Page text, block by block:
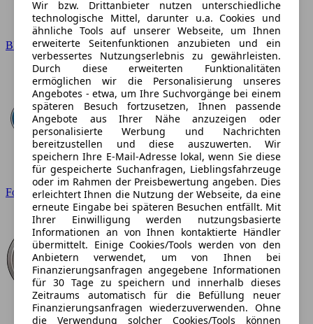
BMW
Ford
Wir bzw. Drittanbieter nutzen unterschiedliche
technologische Mittel, darunter u.a. Cookies und
ähnliche Tools auf unserer Webseite, um Ihnen
erweiterte Seitenfunktionen anzubieten und ein
verbessertes Nutzungserlebnis zu gewährleisten.
Durch diese erweiterten Funktionalitäten
ermöglichen wir die Personalisierung unseres
Angebotes - etwa, um Ihre Suchvorgänge bei einem
späteren Besuch fortzusetzen, Ihnen passende
Angebote aus Ihrer Nähe anzuzeigen oder
personalisierte Werbung und Nachrichten
bereitzustellen und diese auszuwerten. Wir
speichern Ihre E-Mail-Adresse lokal, wenn Sie diese
für gespeicherte Suchanfragen, Lieblingsfahrzeuge
oder im Rahmen der Preisbewertung angeben. Dies
erleichtert Ihnen die Nutzung der Webseite, da eine
erneute Eingabe bei späteren Besuchen entfällt. Mit
Ihrer Einwilligung werden nutzungsbasierte
Informationen an von Ihnen kontaktierte Händler
übermittelt. Einige Cookies/Tools werden von den
Anbietern verwendet, um von Ihnen bei
Finanzierungsanfragen angegebene Informationen
für 30 Tage zu speichern und innerhalb dieses
Zeitraums automatisch für die Befüllung neuer
Finanzierungsanfragen wiederzuverwenden. Ohne
die Verwendung solcher Cookies/Tools können